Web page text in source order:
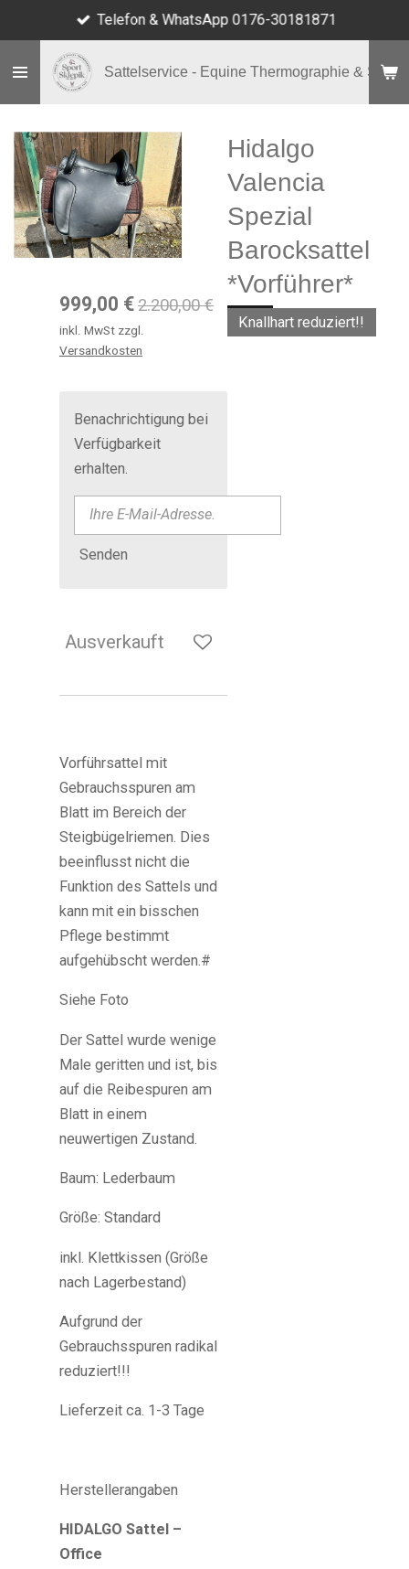
Hauptinhalt
springen
Sattelservice - Equine Thermographie & Shop
Telefon & WhatsApp 0176-30181871
Hidalgo
Valencia
Spezial
Barocksattel
*Vorführer*
Knallhart reduziert!!
999,00 €2.200,00 €
inkl. MwSt zzgl.
Versandkosten
Benachrichtigung bei
Verfügbarkeit
erhalten.
Senden
Ausverkauft
Vorführsattel mit
Gebrauchsspuren am
Blatt im Bereich der
Steigbügelriemen. Dies
beeinflusst nicht die
Funktion des Sattels und
kann mit ein bisschen
Pflege bestimmt
aufgehübscht werden.#
Siehe Foto
Der Sattel wurde wenige
Male geritten und ist, bis
auf die Reibespuren am
Blatt in einem
neuwertigen Zustand.
Baum: Lederbaum
Größe: Standard
inkl. Klettkissen (Größe
nach Lagerbestand)
Aufgrund der
Gebrauchsspuren radikal
reduziert!!!
Lieferzeit ca. 1-3 Tage
Herstellerangaben
HIDALGO Sattel –
Office